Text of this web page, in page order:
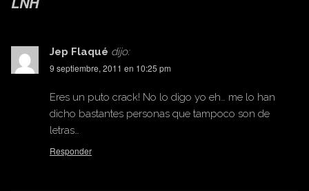
Jep Flaqué dijo:
9 septiembre, 2011 en 10:25 pm
Eres un puto crack! No lo digo yo eh… me lo han
dicho bastantes personas que tampoco son de
letras…
Responder